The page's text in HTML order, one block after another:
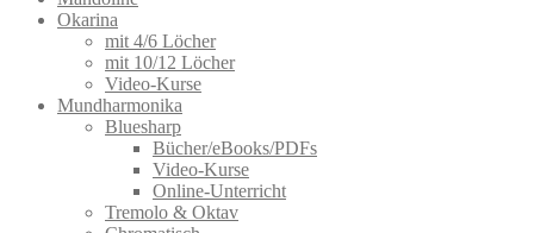
Okarina
mit 4/6 Löcher
mit 10/12 Löcher
Video-Kurse
Mundharmonika
Bluesharp
Bücher/eBooks/PDFs
Video-Kurse
Online-Unterricht
Tremolo & Oktav